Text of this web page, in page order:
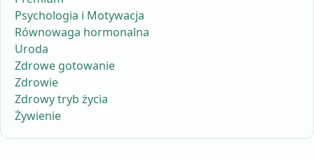
Psychologia i Motywacja
Równowaga hormonalna
Uroda
Zdrowe gotowanie
Zdrowie
Zdrowy tryb życia
Żywienie